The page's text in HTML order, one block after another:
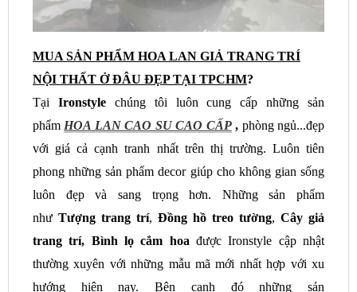
MUA SẢN PHẨM HOA LAN GIẢ TRANG TRÍ
NỘI THẤT Ở ĐÂU ĐẸP TẠI TPCHM?
Tại Ironstyle chúng tôi luôn cung cấp những sản
phẩm HOA LAN CAO SU CAO CẤP , phòng ngủ...đẹp
với giá cả cạnh tranh nhất trên thị trường. Luôn tiên
phong những sản phẩm decor giúp cho không gian sống
luôn đẹp và sang trọng hơn. Những sản phẩm
như Tượng trang trí, Đồng hồ treo tường, Cây giả
trang trí, Bình lọ cắm hoa được Ironstyle cập nhật
thường xuyên với những mẫu mã mới nhất hợp với xu
hướng hiện nay. Bên cạnh đó những sản